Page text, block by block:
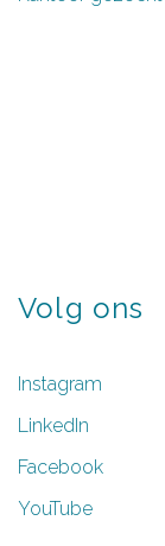
Volg ons
Instagram
LinkedIn
Facebook
YouTube